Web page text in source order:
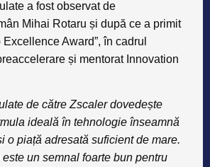
a fost observat de
Mihai Rotaru și după ce a primit
Excellence Award”, în cadrul
și mentorat Innovation
de către Zscaler dovedește
ideală în tehnologie înseamnă
o piață adresată suficient de mare.
un semnal foarte bun pentru